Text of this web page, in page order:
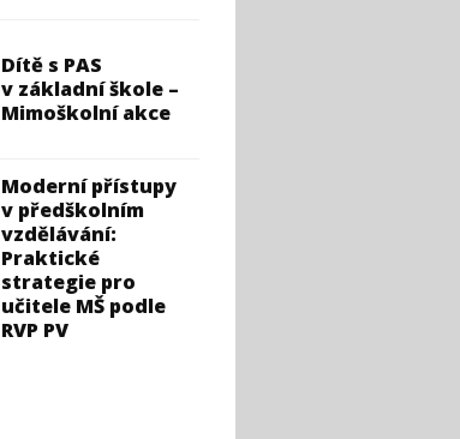
Dítě s PAS
v základní škole –
Mimoškolní akce
Moderní přístupy
v předškolním
vzdělávání:
Praktické
strategie pro
učitele MŠ podle
RVP PV